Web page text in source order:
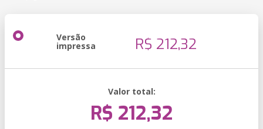
Versão
impressa R$ 212,32
Valor total:
R$ 212,32